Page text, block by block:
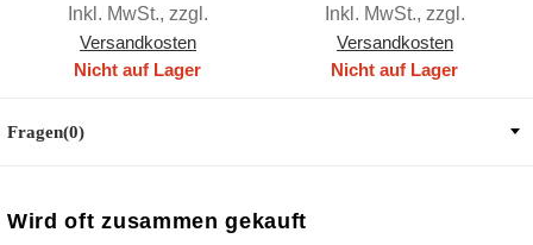
Inkl. MwSt., zzgl.
Versandkosten
Nicht auf Lager
Inkl. MwSt., zzgl.
Versandkosten
Nicht auf Lager
Fragen(0)
Wird oft zusammen gekauft